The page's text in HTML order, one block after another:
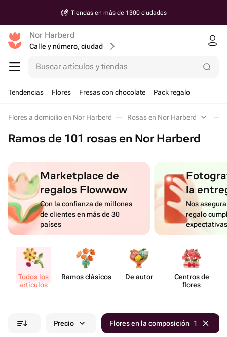
Tiendas en más de 1300 ciudades
Nor Harberd
Calle y número, ciudad
Buscar artículos y tiendas
Tendencias Flores Fresas con chocolate Pack regalo
Flores a domicilio en Nor Harberd Rosas en Nor Harberd
Ramos de 101 rosas en Nor Harberd
Marketplace de
regalos Flowwow
Con la confianza de millones
de clientes en más de 30
países
la
Nos
regalo
Todos los
artículos
Ramos clásicos De autor
Centros de
flores
Precio Flores en la composición 1